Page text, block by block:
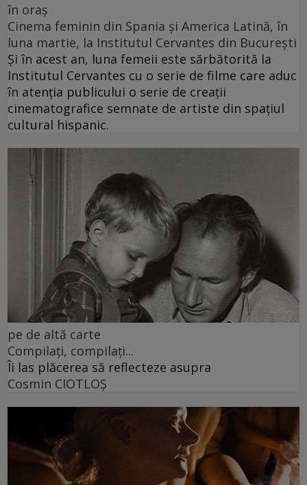
în oraș
Cinema feminin din Spania și America Latină, în
luna martie, la Institutul Cervantes din București
Și în acest an, luna femeii este sărbătorită la
Institutul Cervantes cu o serie de filme care aduc
în atenția publicului o serie de creații
cinematografice semnate de artiste din spațiul
cultural hispanic.
pe de altă carte
Compilați, compilați...
Îi las plăcerea să reflecteze asupra
Cosmin CIOTLOŞ